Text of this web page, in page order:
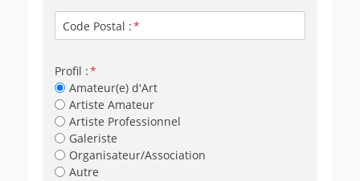
Code Postal :
Profil :
Amateur(e) d'Art
Artiste Amateur
Artiste Professionnel
Galeriste
Organisateur/Association
Autre